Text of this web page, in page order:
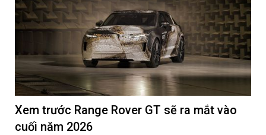
Xem trước Range Rover GT sẽ ra mắt vào
cuối năm 2026